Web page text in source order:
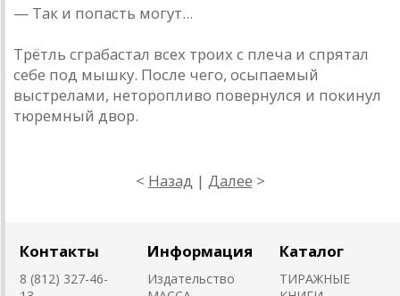
— Так и попасть могут...
Трётль сграбастал всех троих с плеча и спрятал
себе под мышку. После чего, осыпаемый
выстрелами, неторопливо повернулся и покинул
тюремный двор.
< Назад | Далее >
Контакты
8 (812) 327-46-
Информация
Издательство
Каталог
ТИРАЖНЫЕ